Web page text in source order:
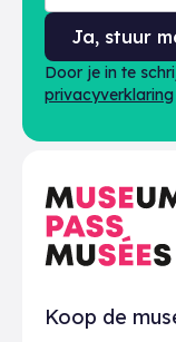
Praktisch
Koop de
Ja, stuur
Door je in te
privacyverklaring